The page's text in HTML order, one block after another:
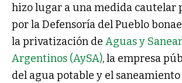
hizo lugar a una medida cautelar
por la Defensoría del Pueblo
la privatización de Aguas y
Argentinos (AySA), la empresa
del agua potable y el